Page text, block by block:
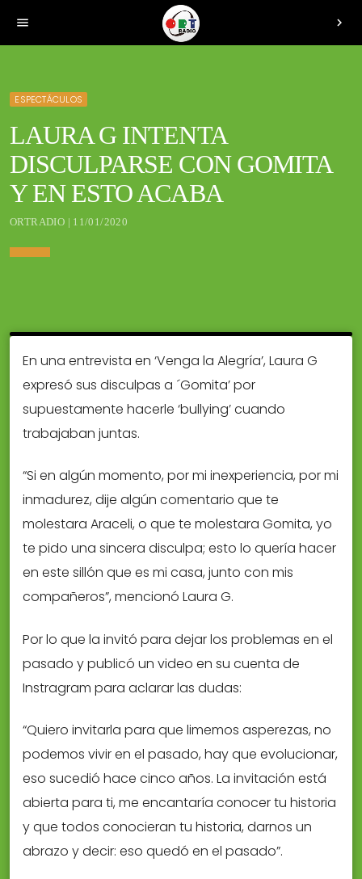
menu chevron_right
ESPECTÁCULOS
LAURA G INTENTA
DISCULPARSE CON GOMITA
Y EN ESTO ACABA
ORTRADIO | 11/01/2020
En una entrevista en ‘Venga la Alegría’, Laura G
expresó sus disculpas a ´Gomita’ por
supuestamente hacerle ‘bullying’ cuando
trabajaban juntas.
“Si en algún momento, por mi inexperiencia, por mi
inmadurez, dije algún comentario que te
molestara Araceli, o que te molestara Gomita, yo
te pido una sincera disculpa; esto lo quería hacer
en este sillón que es mi casa, junto con mis
compañeros”, mencionó Laura G.
Por lo que la invitó para dejar los problemas en el
pasado y publicó un video en su cuenta de
Instragram para aclarar las dudas:
“Quiero invitarla para que limemos asperezas, no
podemos vivir en el pasado, hay que evolucionar,
eso sucedió hace cinco años. La invitación está
abierta para ti, me encantaría conocer tu historia
y que todos conocieran tu historia, darnos un
abrazo y decir: eso quedó en el pasado”.